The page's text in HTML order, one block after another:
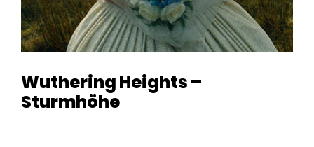
Wuthering Heights –
Sturmhöhe